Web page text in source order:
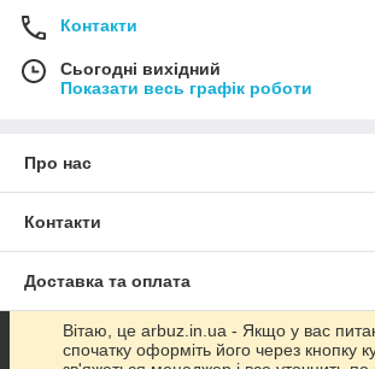
Контакти
Сьогодні вихідний
Показати весь графік роботи
Про нас
Контакти
Доставка та оплата
Графік роботи
Вітаю, це arbuz.in.ua - Якщо у вас
спочатку оформіть його через кнопку